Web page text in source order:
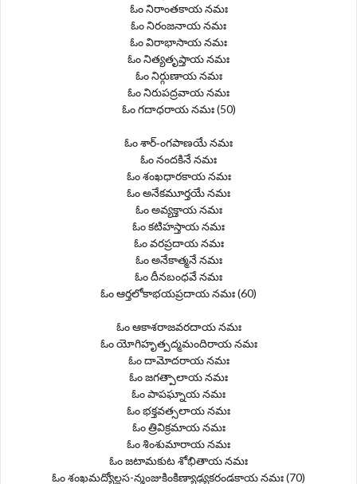
ఓం నిరాంతకాయ నమః
ఓం నిరంజనాయ నమః
ఓం విరాభాసాయ నమః
ఓం నిత్యతృప్తాయ నమః
ఓం నిర్గుణాయ నమః
ఓం నిరుపద్రవాయ నమః
ఓం గదాధరాయ నమః (50)
ఓం శార్-ంగపాణయే నమః
ఓం నందకినే నమః
ఓం శంఖధారకాయ నమః
ఓం అనేకమూర్తయే నమః
ఓం అవ్యక్తాయ నమః
ఓం కటిహస్తాయ నమః
ఓం వరప్రదాయ నమః
ఓం అనేకాత్మనే నమః
ఓం దీనబంధవే నమః
ఓం ఆర్తలోకాభయప్రదాయ నమః (60)
ఓం ఆకాశరాజవరదాయ నమః
ఓం యోగిహృత్పద్మమందిరాయ నమః
ఓం దామోదరాయ నమః
ఓం జగత్పాలాయ నమః
ఓం పాపఘ్నాయ నమః
ఓం భక్తవత్సలాయ నమః
ఓం త్రివిక్రమాయ నమః
ఓం శింశుమారాయ నమః
ఓం జటామకుట శోభితాయ నమః
ఓం శంఖమద్యోల్లస-న్మంజుకింకిణ్యాఢ్యకరండకాయ నమః (70)